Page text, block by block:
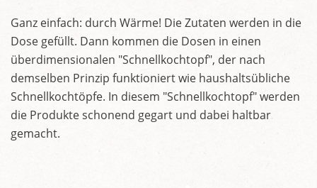
Ganz einfach: durch Wärme! Die Zutaten werden in die
Dose gefüllt. Dann kommen die Dosen in einen
überdimensionalen "Schnellkochtopf", der nach
demselben Prinzip funktioniert wie haushaltsübliche
Schnellkochtöpfe. In diesem "Schnellkochtopf" werden
die Produkte schonend gegart und dabei haltbar
gemacht.